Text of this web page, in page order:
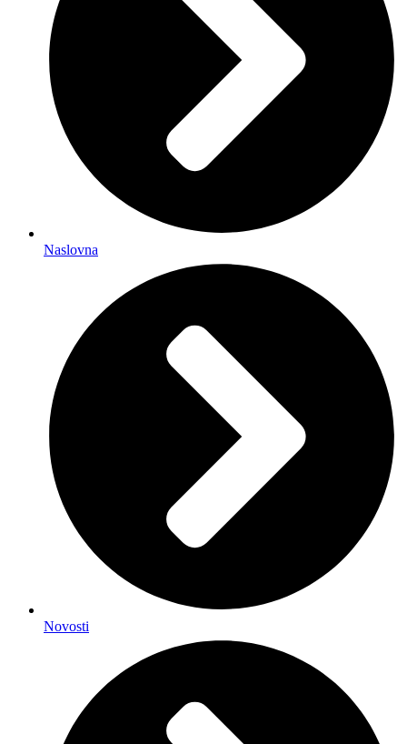
Naslovna
Novosti